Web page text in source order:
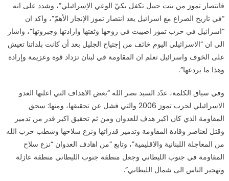
فانتصار تموز من بنت جبيل تكفل بكيّ الوعي الإسرائيلي”، وشدد على انه
“في تاريخ الصراع مع اسرائيل يعد انتصار تموز الإنجاز الأهمّ”، واكد ان
“اسرائيل في حرب تموز اصيبت في روحها وثقتها وارادتها وجبروتها”، واشار
الى ان “الاسرائيلي اليوم خائف من إجتياح الجليل بعد أن كانت بلداتنا تعيش
على الخوف واسرائيل تعلم ان المقاومة في لبنان تزداد قوة وعزيمة وإرادة
وهذا ما يردعها”.
وفي سياق الكلمة، عدّد السيد نصر الله “بعض الاهداف التي اعلنها العدو
الاسرائيلي لحرب تموز 2006 والتي فشل عن تحقيقها، ومنها: سحق
المقاومة الذي كان اكبر هدف للعدوان ومن ثم تحقيق اكبر قدر من تدمير
وقتل لعناصر وقادة المقاومة وتدمير قدراتها ونزع سلاحها وشطب حزب الله
من المعاجلة اللبنانية والاقليمية”، وتابع “من اهادف العدوان “نزع سلاح
المقاومة في جنوب الليطاني وجعل منطقة جنوب الليطاني منطقة عازلة
وتهجير الناس الى شمال الليطاني”.